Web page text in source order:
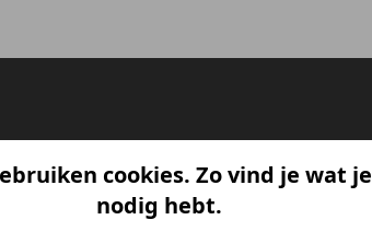
cookies. Zo vind je wat je
nodig hebt.